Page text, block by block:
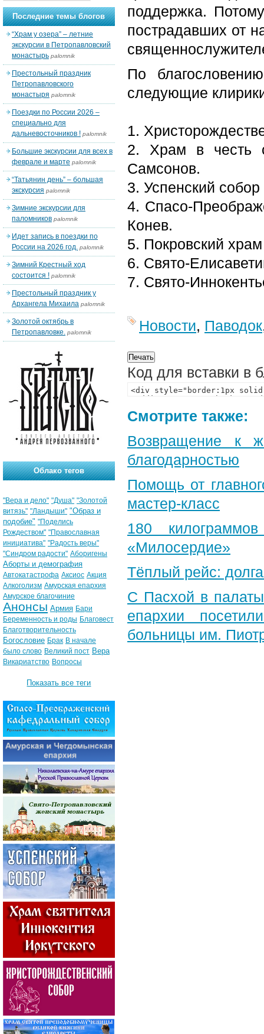
поддержка.
пострадавших от
По
следующие
1.
2. Храм в честь
Самсонов.
3. Успенский
4. Спасо-
Конев.
5. Покровский
6. Свято-
7. Свято-
Новости, Паводок
Код для вставки в
Смотрите также:
Возвращение к
благодарностью
Помощь от
мастер-класс
180
«Милосердие»
Тёплый рейс:
С Пасхой в
епархии
больницы им.
Последние темы блогов
“Храм у озера” – летние
экскурсии в Петропавловский
монастырь palomnik
Престольный праздник
Петропавловского
монастыря palomnik
Поездки по России 2026 –
специально для
дальневосточников ! palomnik
Большие экскурсии для всех в
феврале и марте palomnik
“Татьянин день” – большая
экскурсия palomnik
Зимние экскурсии для
паломников palomnik
Идет запись в поездки по
России на 2026 год. palomnik
Зимний Крестный ход
состоится ! palomnik
Престольный праздник у
Архангела Михаила palomnik
Золотой октябрь в
Петропавловке. palomnik
Облако тегов
"Вера и дело" "Душа" "Золотой
витязь" "Ландыши" "Образ и
подобие" "Поделись
Рождеством" "Православная
инициатива" "Радость веры"
"Синдром радости" Аборигены
Аборты и демография
Автокатастрофа Аксиос Акция
Алкоголизм Амурская епархия
Амурское благочиние
Анонсы Армия Бари
Беременность и роды Благовест
Благотворительность
Богословие Брак В начале
было слово Великий пост Вера
Викариатство Вопросы
Показать все теги